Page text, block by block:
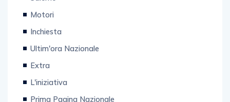
Motori
Inchiesta
Ultim'ora Nazionale
Extra
L'iniziativa
Prima Pagina Nazionale